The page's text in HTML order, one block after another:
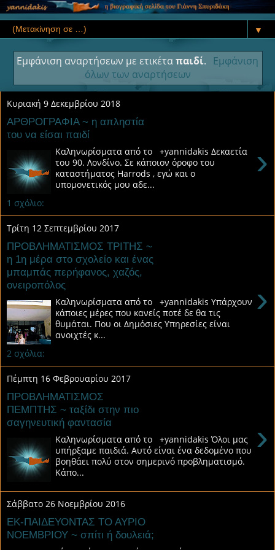
▼
Εμφάνιση αναρτήσεων με ετικέταπαιδί. Εμφάνιση
όλων των αναρτήσεων
Κυριακή 9 Δεκεμβρίου 2018
ΑΡΘΡΟΓΡΑΦΙΑ ~ η απληστία
του να είσαι παιδί
›
Καληνωρίσματα από το +yannidakis Δεκαετία
του 90. Λονδίνο. Σε κάποιον όροφο του
καταστήματος Harrods , εγώ και ο
υπομονετικός μου αδε...
1 σχόλιο:
Τρίτη 12 Σεπτεμβρίου 2017
ΠΡΟΒΛΗΜΑΤΙΣΜΟΣ ΤΡΙΤΗΣ ~
η 1η μέρα στο σχολείο και ένας
μπαμπάς περήφανος, χαζός,
ονειροπόλος
›
Καληνωρίσματα από το +yannidakis Υπάρχουν
κάποιες μέρες που κανείς ποτέ δε θα τις
θυμάται. Που οι Δημόσιες Υπηρεσίες είναι
ανοιχτές κ...
2 σχόλια:
Πέμπτη 16 Φεβρουαρίου 2017
ΠΡΟΒΛΗΜΑΤΙΣΜΟΣ
ΠΕΜΠΤΗΣ ~ ταξίδι στην πιο
σαγηνευτική φαντασία
›
Καληνωρίσματα από το +yannidakis Όλοι μας
υπήρξαμε παιδιά. Αυτό είναι ένα δεδομένο που
βοηθάει πολύ στον σημερινό προβληματισμό.
Κάπο...
Σάββατο 26 Νοεμβρίου 2016
ΕΚ-ΠΑΙΔΕΥΟΝΤΑΣ ΤΟ ΑΥΡΙΟ
ΝΟΕΜΒΡΙΟΥ ~ σπίτι ή δουλειά;